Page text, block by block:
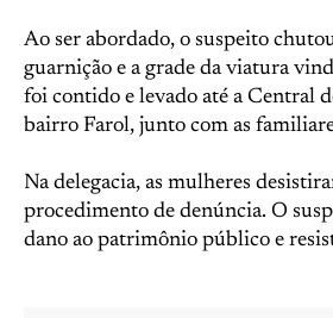
Ao ser abordado, o suspeito
guarnição e a grade da viatura
foi contido e levado até a Central
bairro Farol, junto com as
Na delegacia, as mulheres
procedimento de denúncia. O
dano ao patrimônio público e